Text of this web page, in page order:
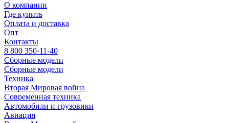
О компании
Где купить
Оплата и доставка
Опт
Контакты
8 800 350-11-40
Сборные модели
Сборные модели
Техника
Вторая Мировая война
Современная техника
Автомобили и грузовики
Авиация